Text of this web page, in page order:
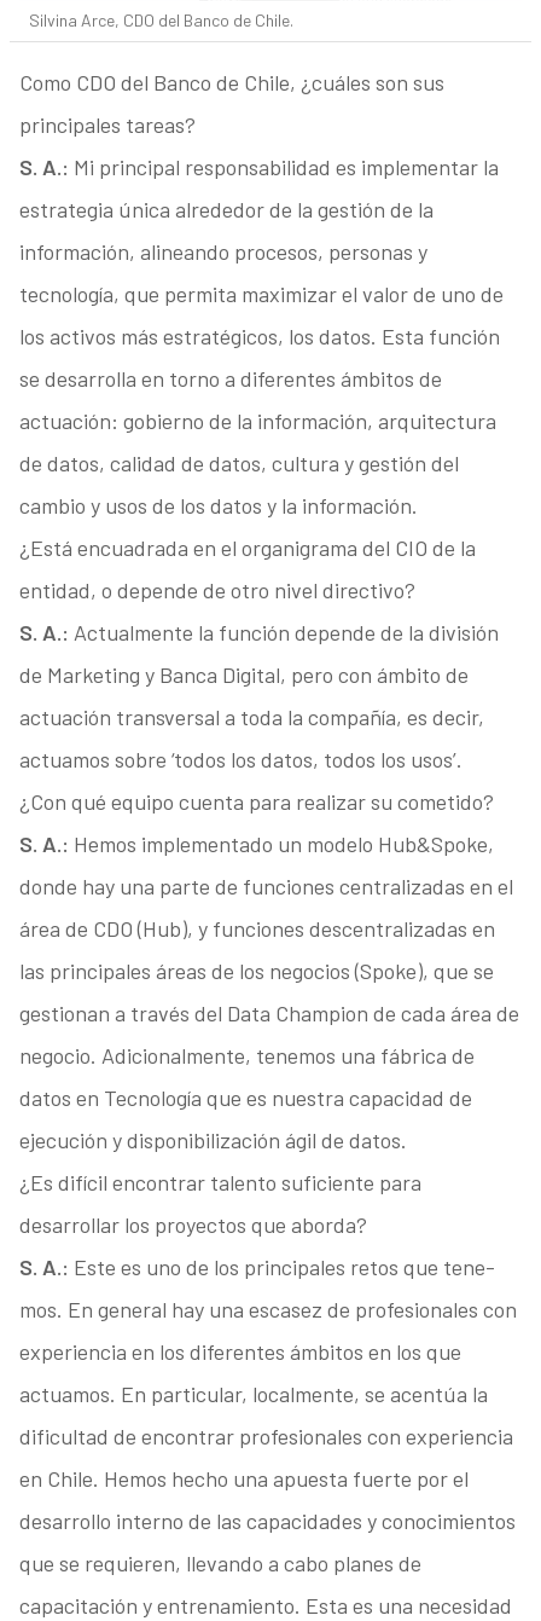
Silvina Arce, CDO del Banco de Chile.
Como CDO del Banco de Chile, ¿cuáles son sus
principales tareas?
S. A.: Mi principal responsabilidad es implementar la
estrategia única alrededor de la gestión de la
información, alineando procesos, personas y
tecnología, que permita maximizar el valor de uno de
los activos más estratégicos, los datos. Esta función
se desarrolla en torno a diferentes ámbitos de
actuación: gobierno de la informa­ción, arquitectura
de datos, calidad de datos, cultura y gestión del
cambio y usos de los datos y la información.
¿Está encuadrada en el organigrama del CIO de la
entidad, o depende de otro ni­vel directivo?
S. A.: Actualmente la función depende de la di­visión
de Marketing y Banca Digital, pero con ámbito de
actuación transversal a toda la compañía, es decir,
actuamos sobre ‘todos los datos, todos los usos’.
¿Con qué equipo cuenta para realizar su cometido?
S. A.: Hemos implementado un modelo Hub&Spoke,
donde hay una parte de funciones centralizadas en el
área de CDO (Hub), y funciones descen­tralizadas en
las principales áreas de los nego­cios (Spoke), que se
gestionan a través del Data Champion de cada área de
negocio. Adicional­mente, tenemos una fábrica de
datos en Tecno­logía que es nuestra capacidad de
ejecución y disponibilización ágil de datos.
¿Es difícil encontrar talento suficiente para
desarrollar los proyectos que aborda?
S. A.: Este es uno de los principales retos que tene­
mos. En general hay una escasez de profesiona­les con
experiencia en los diferentes ámbitos en los que
actuamos. En particular, localmente, se acentúa la
dificultad de encontrar profesionales con experiencia
en Chile. Hemos hecho una apuesta fuerte por el
desarrollo interno de las capacidades y conocimientos
que se requieren, llevando a cabo planes de
capacitación y entre­namiento. Esta es una necesidad